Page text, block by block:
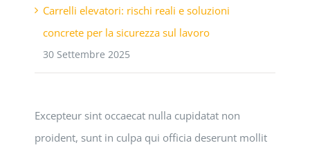
Carrelli elevatori: rischi reali e soluzioni
concrete per la sicurezza sul lavoro
30 Settembre 2025
Excepteur sint occaecat nulla cupidatat non
proident, sunt in culpa qui officia deserunt mollit